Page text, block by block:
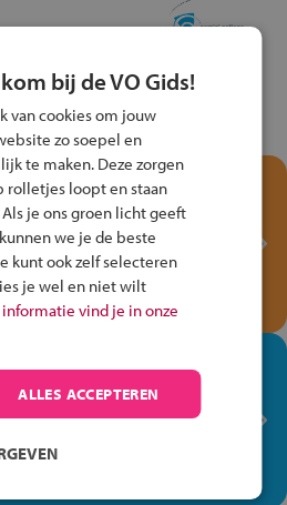
je kennis met het
Veilig
het Fiets Veilig Verkeersspel
een Cortina-fiets!
winkel ben je op je
winkelvloer, waar elke dag
bij de VO Gids!
van cookies om jouw
zo soepel en
te maken. Deze zorgen
rolletjes loopt en staan
je ons groen licht geeft
we je de beste
kunt ook zelf selecteren
je wel en niet wilt
vind je in onze
ALLES ACCEPTEREN